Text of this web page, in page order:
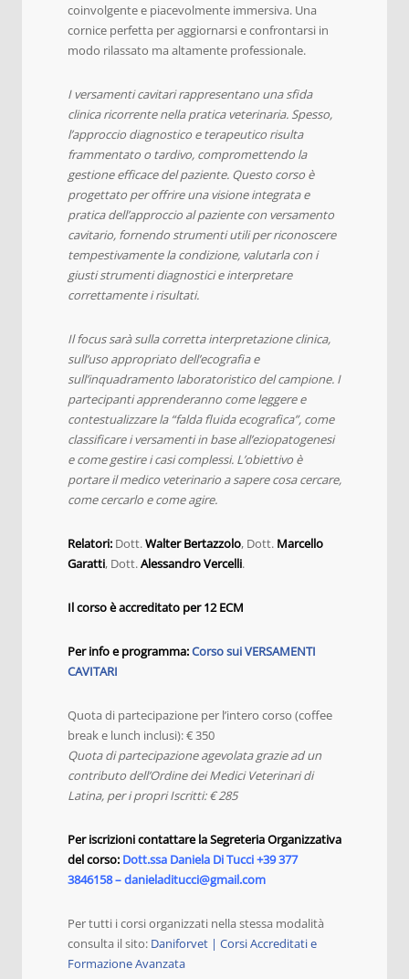
coinvolgente e piacevolmente immersiva. Una
cornice perfetta per aggiornarsi e confrontarsi in
modo rilassato ma altamente professionale.
I versamenti cavitari rappresentano una sfida
clinica ricorrente nella pratica veterinaria. Spesso,
l’approccio diagnostico e terapeutico risulta
frammentato o tardivo, compromettendo la
gestione efficace del paziente. Questo corso è
progettato per offrire una visione integrata e
pratica dell’approccio al paziente con versamento
cavitario, fornendo strumenti utili per riconoscere
tempestivamente la condizione, valutarla con i
giusti strumenti diagnostici e interpretare
correttamente i risultati.
Il focus sarà sulla corretta interpretazione clinica,
sull’uso appropriato dell’ecografia e
sull’inquadramento laboratoristico del campione. I
partecipanti apprenderanno come leggere e
contestualizzare la “falda fluida ecografica”, come
classificare i versamenti in base all’eziopatogenesi
e come gestire i casi complessi. L’obiettivo è
portare il medico veterinario a sapere cosa cercare,
come cercarlo e come agire.
Relatori: Dott.Walter Bertazzolo, Dott. Marcello
Garatti, Dott.Alessandro Vercelli.
Il corso è accreditato per 12 ECM
Per info e programma:Corso sui VERSAMENTI
CAVITARI
Quota di partecipazione per l’intero corso (coffee
break e lunch inclusi): € 350
Quota di partecipazione agevolata grazie ad un
contributo dell’Ordine dei Medici Veterinari di
Latina, per i propri Iscritti: € 285
Per iscrizioni contattare la Segreteria Organizzativa
del corso: Dott.ssa Daniela Di Tucci +39 377
3846158 – danieladitucci@gmail.com
Per tutti i corsi organizzati nella stessa modalità
consulta il sito: Daniforvet | Corsi Accreditati e
Formazione Avanzata